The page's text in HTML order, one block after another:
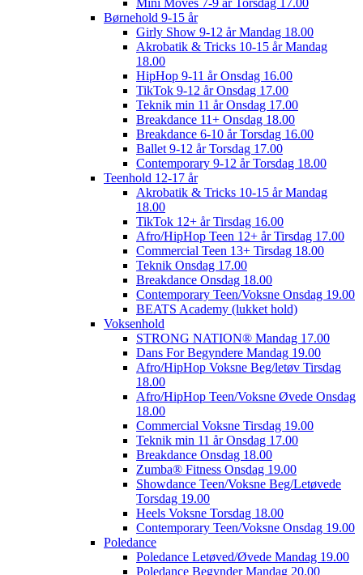
Mini Moves 7-9 år Torsdag 17.00
Børnehold 9-15 år
Girly Show 9-12 år Mandag 18.00
Akrobatik & Tricks 10-15 år Mandag
18.00
HipHop 9-11 år Onsdag 16.00
TikTok 9-12 år Onsdag 17.00
Teknik min 11 år Onsdag 17.00
Breakdance 11+ Onsdag 18.00
Breakdance 6-10 år Torsdag 16.00
Ballet 9-12 år Torsdag 17.00
Contemporary 9-12 år Torsdag 18.00
Teenhold 12-17 år
Akrobatik & Tricks 10-15 år Mandag
18.00
TikTok 12+ år Tirsdag 16.00
Afro/HipHop Teen 12+ år Tirsdag 17.00
Commercial Teen 13+ Tirsdag 18.00
Teknik Onsdag 17.00
Breakdance Onsdag 18.00
Contemporary Teen/Voksne Onsdag 19.00
BEATS Academy (lukket hold)
Voksenhold
STRONG NATION® Mandag 17.00
Dans For Begyndere Mandag 19.00
Afro/HipHop Voksne Beg/letøv Tirsdag
18.00
Afro/HipHop Teen/Voksne Øvede Onsdag
18.00
Commercial Voksne Tirsdag 19.00
Teknik min 11 år Onsdag 17.00
Breakdance Onsdag 18.00
Zumba® Fitness Onsdag 19.00
Showdance Teen/Voksne Beg/Letøvede
Torsdag 19.00
Heels Voksne Torsdag 18.00
Contemporary Teen/Voksne Onsdag 19.00
Poledance
Poledance Letøved/Øvede Mandag 19.00
Poledance Begynder Mandag 20.00